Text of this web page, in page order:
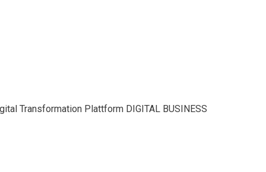
Transformation Plattform DIGITAL BUSINESS